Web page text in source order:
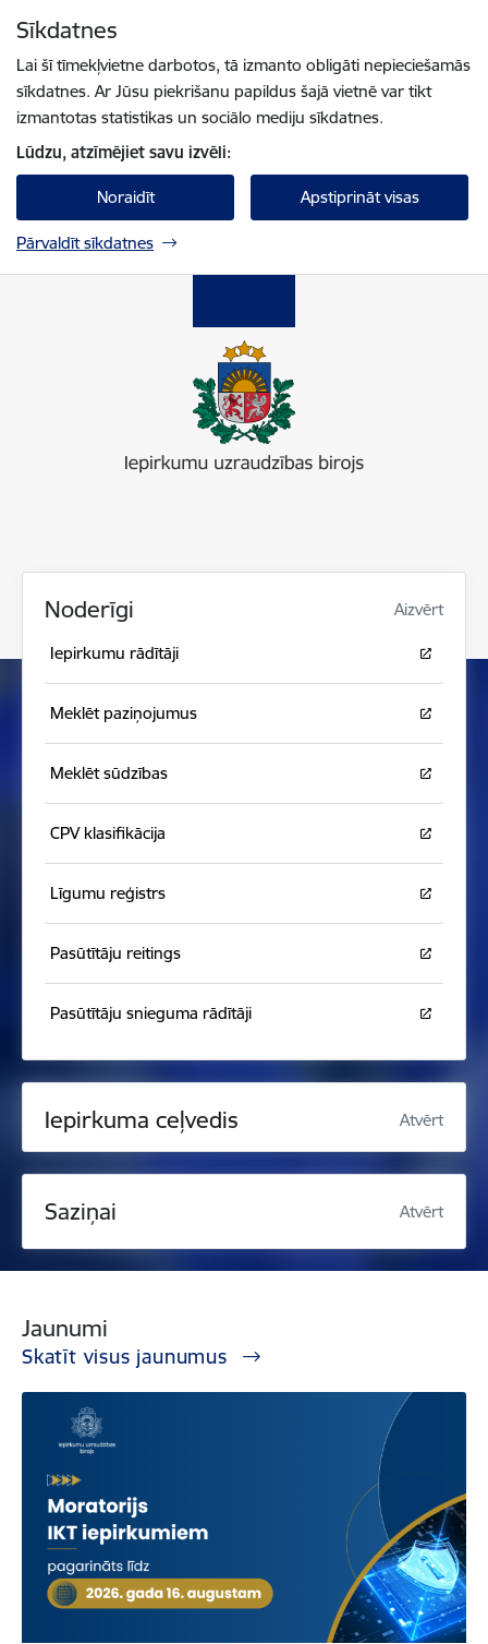
Sīkdatnes
Lai šī tīmekļvietne darbotos, tā izmanto obligāti nepieciešamās
sīkdatnes. Ar Jūsu piekrišanu papildus šajā vietnē var tikt
izmantotas statistikas un sociālo mediju sīkdatnes.
Lūdzu, atzīmējiet savu izvēli:
Noraidīt Apstiprināt visas
Pārvaldīt sīkdatnes
Noderīgi Aizvērt
Iepirkumu rādītāji
Meklēt paziņojumus
Meklēt sūdzības
CPV klasifikācija
Līgumu reģistrs
Pasūtītāju reitings
Pasūtītāju snieguma rādītāji
Iepirkuma ceļvedis Atvērt
Saziņai Atvērt
Jaunumi
Skatīt visus jaunumus